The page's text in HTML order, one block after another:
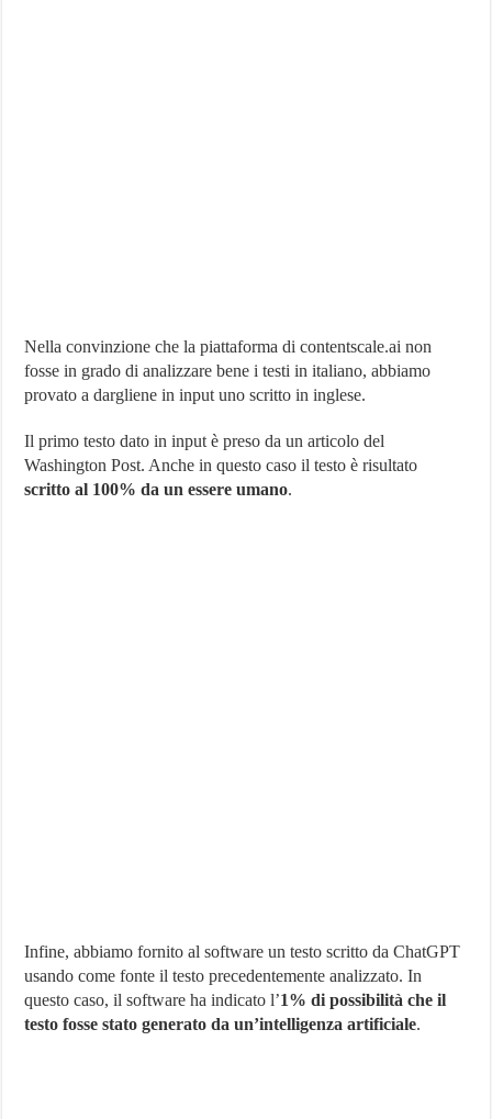
Nella convinzione che la piattaforma di contentscale.ai non
fosse in grado di analizzare bene i testi in italiano, abbiamo
provato a dargliene in input uno scritto in inglese.
Il primo testo dato in input è preso da un articolo del
Washington Post. Anche in questo caso il testo è risultato
scritto al 100% da un essere umano.
Infine, abbiamo fornito al software un testo scritto da ChatGPT
usando come fonte il testo precedentemente analizzato. In
questo caso, il software ha indicato l’1% di possibilità che il
testo fosse stato generato da un’intelligenza artificiale.